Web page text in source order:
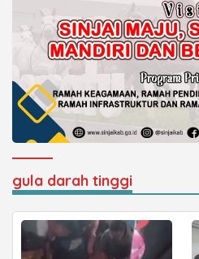
gula darah tinggi